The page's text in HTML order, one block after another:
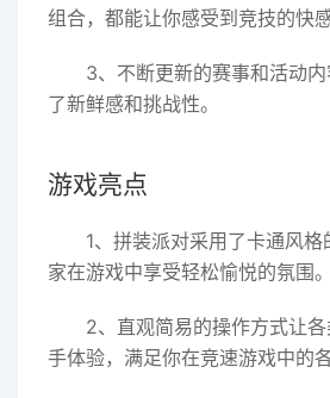
组合，都能让你感受到竞技的快感
3、不断更新的赛事和活动
了新鲜感和挑战性。
游戏亮点
1、拼装派对采用了卡通风
家在游戏中享受轻松愉悦的氛围。
2、直观简易的操作方式让
手体验，满足你在竞速游戏中的各